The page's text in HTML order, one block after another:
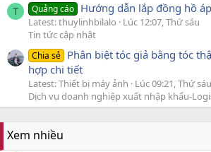
T Quảng cáo Hướng dẫn lắp đồng hồ
Latest: thuylinhbilalo
Lúc 12:07, Thứ sáu
Tin tức cập nhật
Chia sẻ Phân biệt tóc giả bằng tóc
hợp chi tiết
Latest: Thiết bị máy ảnh
Lúc 09:21, Thứ sáu
Dịch vụ doanh nghiệp xuất nhập khẩu-
Xem nhiều